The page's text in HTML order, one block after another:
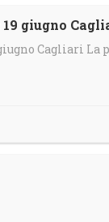
giugno
Cagliari